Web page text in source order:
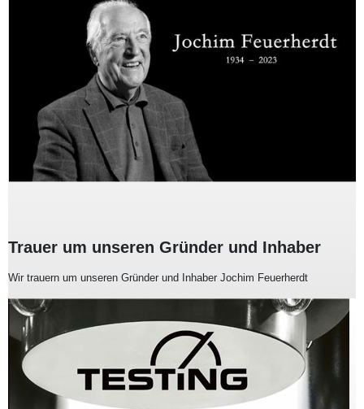
Trauer um unseren Gründer und Inhaber
Wir trauern um unseren Gründer und Inhaber Jochim Feuerherdt